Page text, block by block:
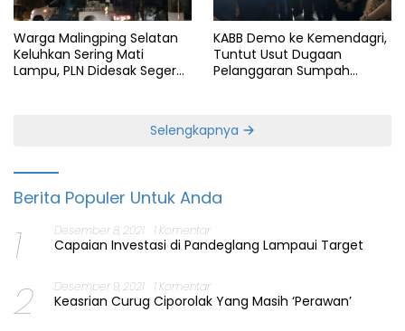
Warga Malingping Selatan
Keluhkan Sering Mati
Lampu, PLN Didesak Segera
KABB Demo ke Kemendagri,
Tuntut Usut Dugaan
Pelanggaran Sumpah
Selengkapnya
Berita Populer Untuk Anda
1 Desember 8, 2021 1 Komentar
Capaian Investasi di Pandeglang Lampaui Target
2 Desember 9, 2021 1 Komentar
Keasrian Curug Ciporolak Yang Masih ‘Perawan’